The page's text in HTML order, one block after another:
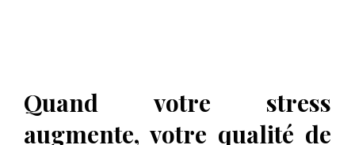
Quand votre stress
augmente, votre qualité de